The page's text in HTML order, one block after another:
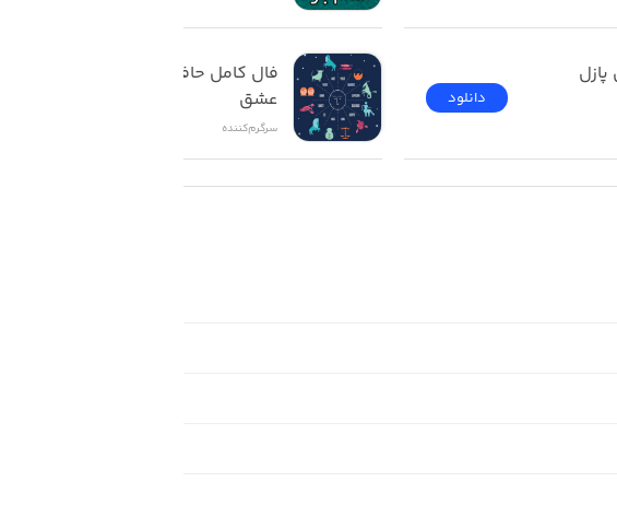
دانلود
عشق
سرگرم‌کننده